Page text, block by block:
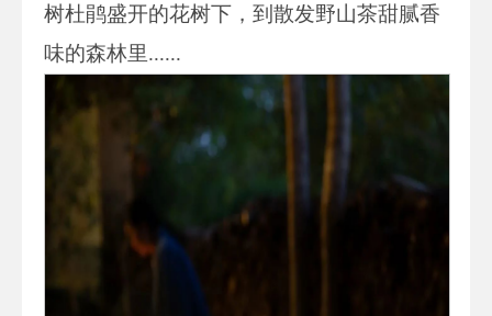
树杜鹃盛开的花树下，到散发野山茶甜腻香
味的森林里......